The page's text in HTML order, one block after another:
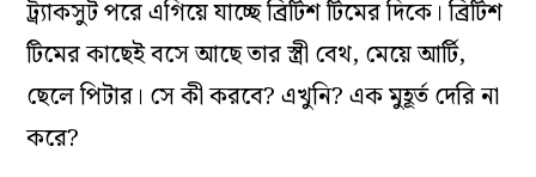
ট্র্যাকসুট পরে এগিয়ে যাচ্ছে ব্রিটিশ টিমের দিকে। ব্রিটিশ
টিমের কাছেই বসে আছে তার স্ত্রী বেথ, মেয়ে আর্টি,
ছেলে পিটার। সে কী করবে? এখুনি? এক মুহূর্ত দেরি না
করে?